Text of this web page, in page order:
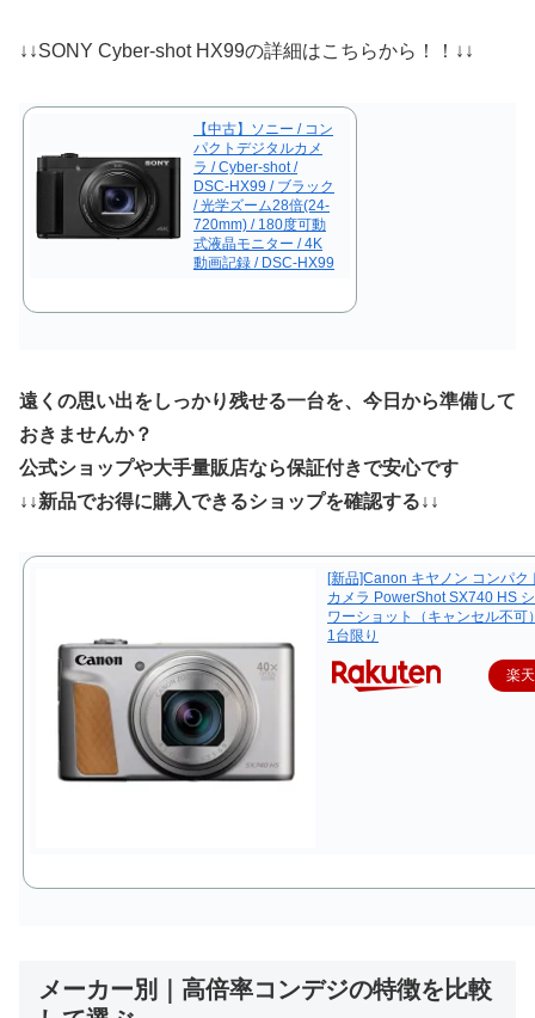
↓↓SONY Cyber-shot HX99の詳細はこちらから！！↓↓
【中古】ソニー / コン
パクトデジタルカメ
ラ / Cyber-shot /
DSC-HX99 / ブラック
/ 光学ズーム28倍(24-
720mm) / 180度可動
式液晶モニター / 4K
動画記録 / DSC-HX99
遠くの思い出をしっかり残せる一台を、今日から準備して
おきませんか？
公式ショップや大手量販店なら保証付きで安心です
↓↓新品でお得に購入できるショップを確認する↓↓
[新品]Canon キヤノン コンパク
カメラ PowerShot SX740 HS
ワーショット（キャンセル不可
1台限り
楽
メーカー別｜高倍率コンデジの特徴を比較